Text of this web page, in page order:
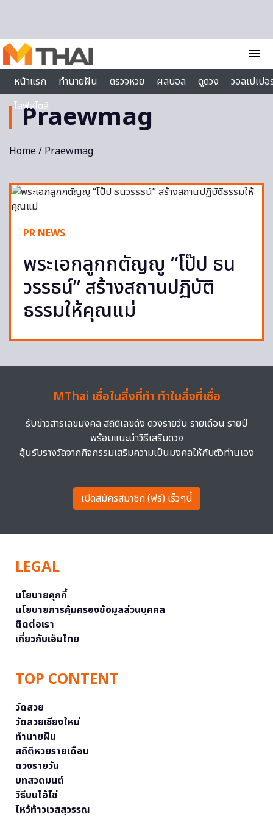
menu
หน้าแรก
ทำนายฝัน ตรวจหวย ผลบอล ดูดวง
วอลเปเป
ไลฟ์สไตล์
Praewmag
Home/ Praewmag
PR NEWS
พระเอกลูกกตัญญู “โป๊ป ธน
วรรธน์” สร้างสถานปฏิบัติ
ธรรมให้คุณแม่
MThai เชื่อในสิ่งที่ทำ ทำในสิ่งที่เชื่อ
รับข่าวสารเลขมงคล สถิติเลขดัง ดวงรายวัน รายเดือน รายปี
พร้อมแนะนำวิธีเสริมดวง
ลุ้นรับรางวัลจากกิจกรรมเสริมความเป็นมงคลให้กับตัวท่านเอง
เปิดสมัครสมาชิก (ฟรี) เร็วๆนี้
LEGAL
นโยบายคุกกี้
นโยบายการคุ้มครองข้อมูลส่วนบุคคล
ติดต่อเรา
เกี่ยวกับเอ็มไทย
TOP CONTENT
วัดสวย
วัดสวยเชียงใหม่
ทำนายฝัน
สถิติหวยรายเดือน
ดวงรายวัน
บทสวดมนต์
วิธีบนไอ้ไข่
ไหว้ท้าวเวสสุวรรณ